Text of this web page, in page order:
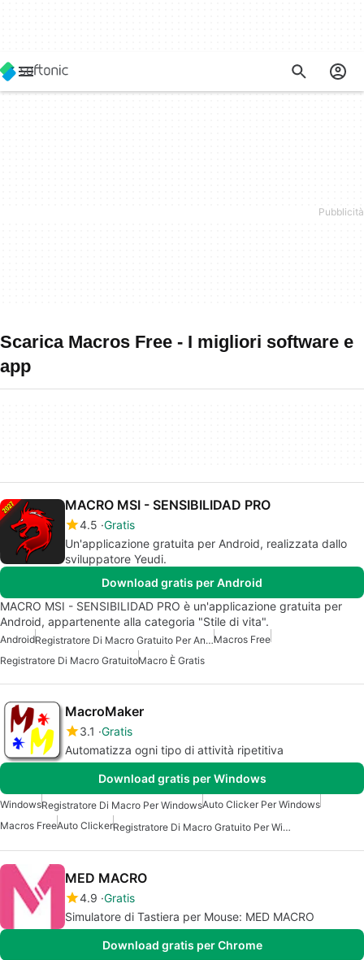
Scarica Macros Free - I migliori software e
app
MACRO MSI - SENSIBILIDAD PRO
4.5 Gratis
Un'applicazione gratuita per Android, realizzata dallo
sviluppatore Yeudi.
Download gratis per Android
MACRO MSI - SENSIBILIDAD PRO è un'applicazione gratuita per
Android, appartenente alla categoria "Stile di vita".
Android Registratore Di Macro Gratuito Per AndroidMacros Free
Registratore Di Macro GratuitoMacro È Gratis
MacroMaker
3.1 Gratis
Automatizza ogni tipo di attività ripetitiva
Download gratis per Windows
WindowsRegistratore Di Macro Per WindowsAuto Clicker Per Windows
Macros FreeAuto Clicker Registratore Di Macro Gratuito Per Windows
MED MACRO
4.9 Gratis
Simulatore di Tastiera per Mouse: MED MACRO
Download gratis per Chrome